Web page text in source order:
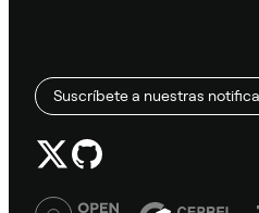
Suscríbete a nuestras